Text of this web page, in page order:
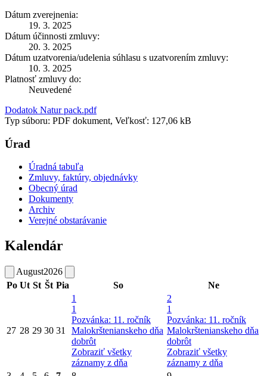
Dátum zverejnenia:
19. 3. 2025
Dátum účinnosti zmluvy:
20. 3. 2025
Dátum uzatvorenia/udelenia súhlasu s uzatvorením zmluvy:
10. 3. 2025
Platnosť zmluvy do:
Neuvedené
Dodatok Natur pack.pdf
Typ súboru: PDF dokument, Veľkosť: 127,06 kB
Úrad
Úradná tabuľa
Zmluvy, faktúry, objednávky
Obecný úrad
Dokumenty
Archiv
Verejné obstarávanie
Kalendár
August2026
Po Ut St Št Pia So Ne
27 28 29 30 31
1
1
Pozvánka: 11. ročník
Malokrštenianskeho dňa
dobrôt
Zobraziť všetky
záznamy z dňa
2
1
Pozvánka: 11. ročník
Malokrštenianskeho dňa
dobrôt
Zobraziť všetky
záznamy z dňa